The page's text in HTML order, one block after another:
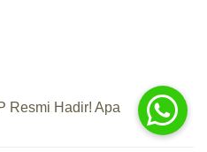
Resmi Hadir! Apa